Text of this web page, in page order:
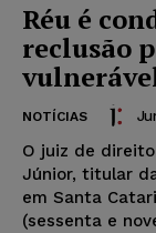
Réu é
reclusão
NOTÍCIAS
O juiz de
Júnior, titular
em Santa
(sessenta e